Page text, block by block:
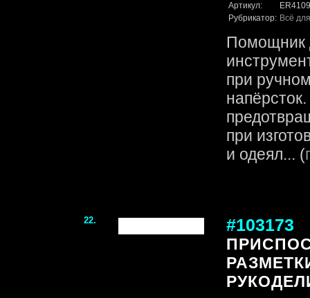
Артикул:
ER4109
Рубрикатор: Всё
Помощник
при
при
и одеял... (
22. #103173